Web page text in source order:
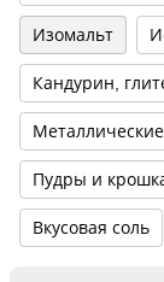
Изомальт
Кандурин,
Пудры и
Вкусовая соль